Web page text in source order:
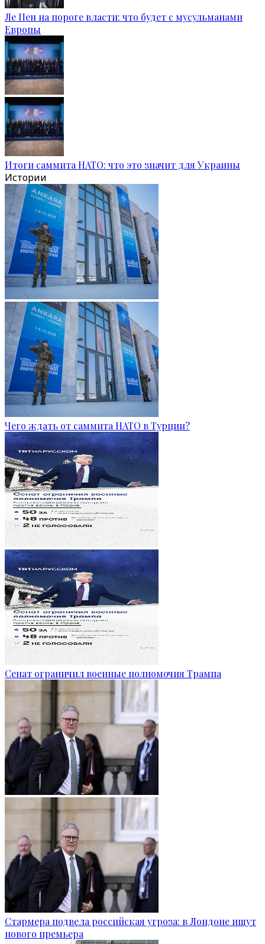
Ле Пен на пороге власти: что будет с мусульманами
Европы
Итоги саммита НАТО: что это значит для Украины
Истории
Чего ждать от саммита НАТО в Турции?
Сенат ограничил военные полномочия Трампа
Стармера подвела российская угроза: в Лондоне ищут
нового премьера